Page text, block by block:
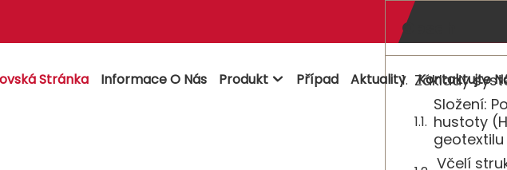
Stránka Informace O Nás Produkt  Případ Aktuality Kontaktujte
Obsah
Základy
Složení:
hustoty
geotextilu
Včelí